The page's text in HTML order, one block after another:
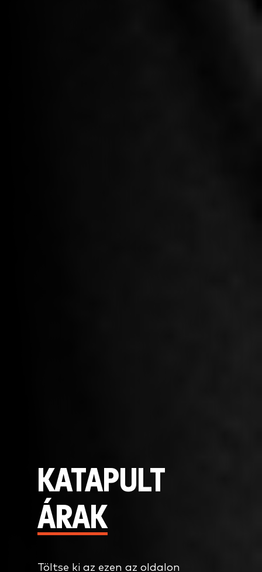
KATAPULT
ÁRAK
Töltse ki az ezen az oldalon